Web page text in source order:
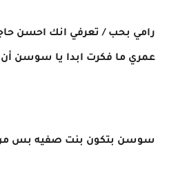
رامي بحب / تعرفي انك احسن
عمري ما فكرت ابدا يا سوسن أن
سوسن بتكون بنت صفيه بس من